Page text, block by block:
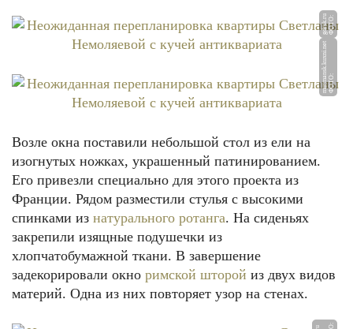
Ф
О
Т
О:
g
d
r
s
k.
r
u
Ф
О
Т
О:
m
u
r
m
a
n
s
k.
k
u
x
ni.
n
et
Возле окна поставили небольшой стол из ели на
изогнутых ножках, украшенный патинированием.
Его привезли специально для этого проекта из
Франции. Рядом разместили стулья с высокими
спинками из натурального ротанга. На сиденьях
закрепили изящные подушечки из
хлопчатобумажной ткани. В завершение
задекорировали окно римской шторой из двух видов
материй. Одна из них повторяет узор на стенах.